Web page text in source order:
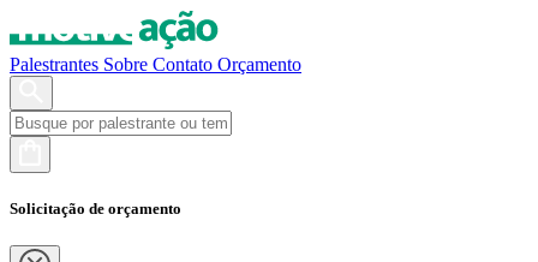
Palestrantes Sobre Contato Orçamento
Solicitação de orçamento